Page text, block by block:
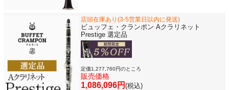
店頭在庫あり(3-5営業日以内に発送)
ビュッフェ・クランポン Aクラリネット
Prestige 選定品
定価1,277,760円のところ
販売価格
1,086,096円 (税込)